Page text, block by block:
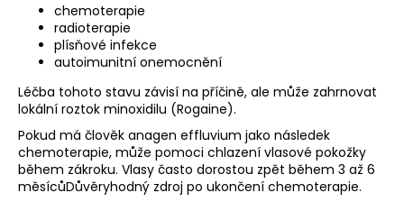
chemoterapie
radioterapie
plísňové infekce
autoimunitní onemocnění
Léčba tohoto stavu závisí na příčině, ale může zahrnovat
lokální roztok minoxidilu (Rogaine).
Pokud má člověk anagen effluvium jako následek
chemoterapie, může pomoci chlazení vlasové pokožky
během zákroku. Vlasy často dorostou zpět během 3 až 6
měsícůDůvěryhodný zdroj po ukončení chemoterapie.